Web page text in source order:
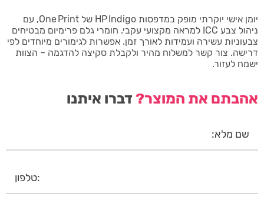
יומן אישי יוקרתי מופק במדפסות HP Indigo של One Print, עם
ניהול צבע ICC למראה מקצועי עקבי. חומרי גלם פרימיום מבטיחים
צבעוניות עשירה ועמידות לאורך זמן. אפשרות לגימורים מיוחדים לפי
דרישה. צור קשר למשלוח מהיר ולקבלת סקיצה להדגמה – הצוות
ישמח לעזור.
אהבתם את המוצר?דברו איתנו